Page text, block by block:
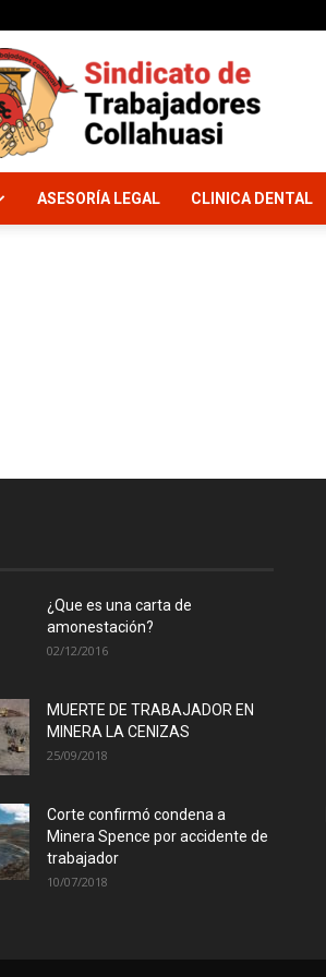
Sindicato
ASESORÍA LEGAL CLINICA DENTAL
¿Que es una carta de
amonestación?
02/12/2016
MUERTE DE TRABAJADOR EN
MINERA LA CENIZAS
25/09/2018
Corte confirmó condena a
Minera Spence por accidente de
trabajador
10/07/2018